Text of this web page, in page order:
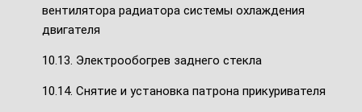
вентилятора радиатора системы охлаждения
двигателя
10.13. Электрообогрев заднего стекла
10.14. Снятие и установка патрона прикуривателя